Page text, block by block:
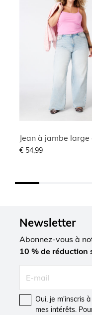
€ 54,99
Newsletter
Abonnez-vous à
10 % de réduction
Oui, je m'inscris
mes intérêts.